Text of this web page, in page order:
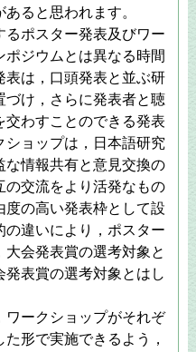
ると思われます。
ポスター発表及びワー
ポジウムとは異なる時間
表は，口頭発表と並ぶ研
づけ，さらに発表者と聴
わすことのできる発表
ョップは，日本語研究
な情報共有と意見交換の
の交流をより活発なもの
度の高い発表枠として設
違いにより，ポスター
会発表賞の選考対象と
発表賞の選考対象とはし
ークショップがそれぞ
形で実施できるよう，